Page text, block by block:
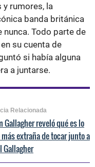
y rumores, la
banda británica
nunca. Todo parte de
en su cuenta de
si había alguna
a juntarse.
Relacionada
Gallagher reveló qué es lo
extraña de tocar junto a
Gallagher